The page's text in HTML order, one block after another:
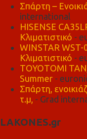
Σπάρτη –
international
HISENSE
Κλιματιστικό -
WINSTAR
Κλιματιστικό -
TOYOTOMI
Summer -
Σπάρτη,
τ.μ, - Grad
LAKONES.gr